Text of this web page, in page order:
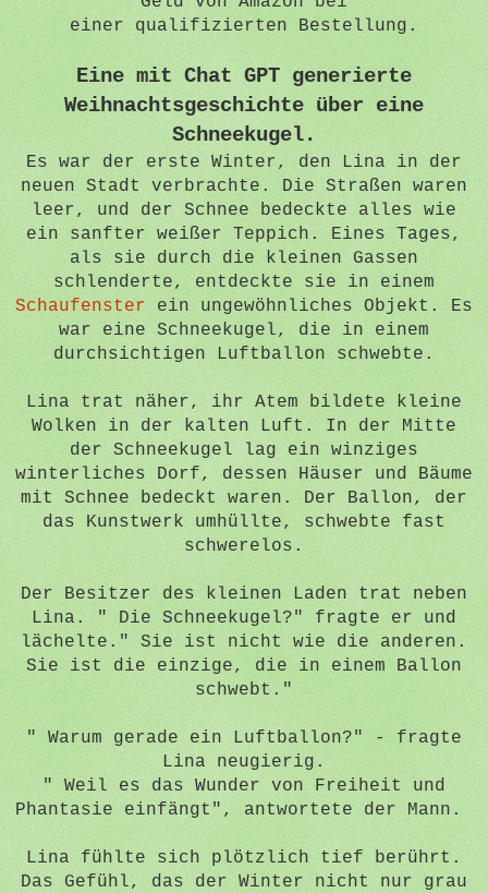
einer qualifizierten Bestellung.
Eine mit Chat GPT generierte
Weihnachtsgeschichte über eine
Schneekugel.
Es war der erste Winter, den Lina in der
neuen Stadt verbrachte. Die Straßen waren
leer, und der Schnee bedeckte alles wie
ein sanfter weißer Teppich. Eines Tages,
als sie durch die kleinen Gassen
schlenderte, entdeckte sie in einem
Schaufenster ein ungewöhnliches Objekt. Es
war eine Schneekugel, die in einem
durchsichtigen Luftballon schwebte.
Lina trat näher, ihr Atem bildete kleine
Wolken in der kalten Luft. In der Mitte
der Schneekugel lag ein winziges
winterliches Dorf, dessen Häuser und Bäume
mit Schnee bedeckt waren. Der Ballon, der
das Kunstwerk umhüllte, schwebte fast
schwerelos.
Der Besitzer des kleinen Laden trat neben
Lina. " Die Schneekugel?" fragte er und
lächelte." Sie ist nicht wie die anderen.
Sie ist die einzige, die in einem Ballon
schwebt."
" Warum gerade ein Luftballon?" - fragte
Lina neugierig.
" Weil es das Wunder von Freiheit und
Phantasie einfängt", antwortete der Mann.
Lina fühlte sich plötzlich tief berührt.
Das Gefühl, das der Winter nicht nur grau